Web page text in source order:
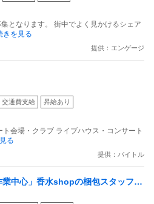
となります。 街中でよく⾒かけるシェア
を見る
提供：エンゲージ
交通費支給 昇給あり
ト会場・クラブ ライブハウス・コンサート
る
提供：バイトル
中心」香水shopの梱包スタッフ
からOK